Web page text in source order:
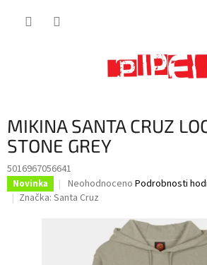
MIKINA SANTA CRUZ
STONE GREY
5016967056641
Novinka
Průměrné
hodnocení
Neohodnoceno Podrobnosti
Značka: Santa Cruz